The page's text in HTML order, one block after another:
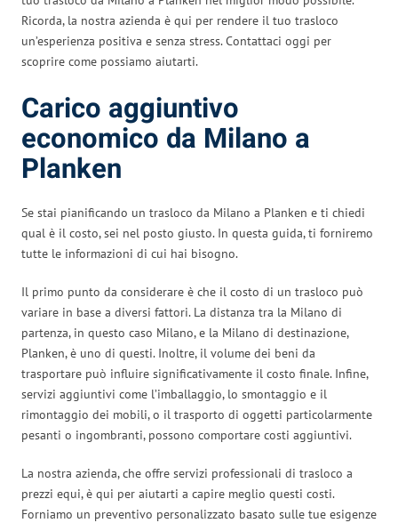
Ricorda, la nostra azienda è qui per rendere il tuo trasloco
un’esperienza positiva e senza stress. Contattaci oggi per
scoprire come possiamo aiutarti.
Carico aggiuntivo
economico da Milano a
Planken
Se stai pianificando un trasloco da Milano a Planken e ti chiedi
qual è il costo, sei nel posto giusto. In questa guida, ti forniremo
tutte le informazioni di cui hai bisogno.
Il primo punto da considerare è che il costo di un trasloco può
variare in base a diversi fattori. La distanza tra la Milano di
partenza, in questo caso Milano, e la Milano di destinazione,
Planken, è uno di questi. Inoltre, il volume dei beni da
trasportare può influire significativamente il costo finale. Infine,
servizi aggiuntivi come l’imballaggio, lo smontaggio e il
rimontaggio dei mobili, o il trasporto di oggetti particolarmente
pesanti o ingombranti, possono comportare costi aggiuntivi.
La nostra azienda, che offre servizi professionali di trasloco a
prezzi equi, è qui per aiutarti a capire meglio questi costi.
Forniamo un preventivo personalizzato basato sulle tue esigenze